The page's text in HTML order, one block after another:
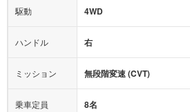
アダプティブクルーズコントロール
ヒルディセントコントロール
オートマチックハイビーム
駆動 4WD
ハンドル 右
ミッション 無段階変速 (CVT)
乗車定員 8名